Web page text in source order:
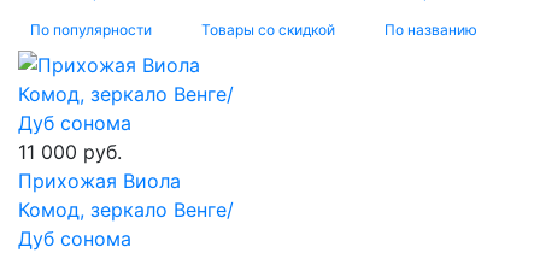
По популярности Товары со скидкой По названию
11 000 руб.
Прихожая Виола
Комод, зеркало Венге/
Дуб сонома